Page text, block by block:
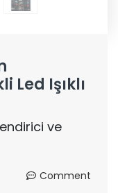
Led Işıklı
ve
Comment